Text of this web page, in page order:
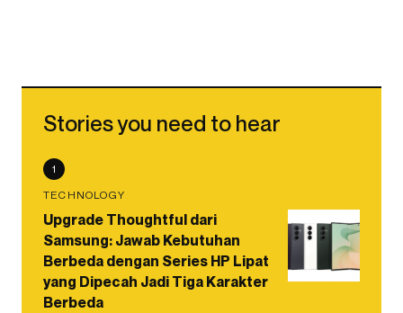
Stories you need to hear
1
TECHNOLOGY
Upgrade Thoughtful dari
Samsung: Jawab Kebutuhan
Berbeda dengan Series HP Lipat
yang Dipecah Jadi Tiga Karakter
Berbeda